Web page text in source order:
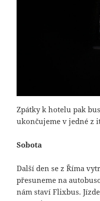
Zpátky k hotelu pak
ukončujeme v jedné z
Sobota
Další den se z Říma
přesuneme na
nám staví Flixbus.